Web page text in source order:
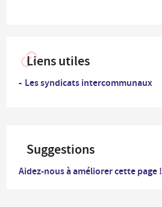
Liens utiles
Les syndicats intercommunaux
Suggestions
Aidez-nous à améliorer cette page !